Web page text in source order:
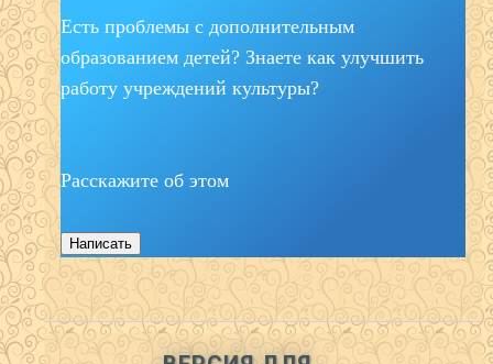
Есть проблемы с дополнительным
образованием детей? Знаете как улучшить
работу учреждений культуры?
Расскажите об этом
Написать